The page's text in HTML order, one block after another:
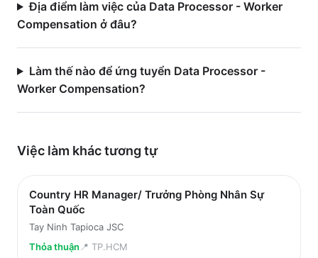
Địa điểm làm việc của Data Processor - Worker
Compensation ở đâu?
Làm thế nào để ứng tuyển Data Processor -
Worker Compensation?
Việc làm kháctương tự
Country HR Manager/ Trưởng Phòng Nhân Sự
Toàn Quốc
Tay Ninh Tapioca JSC
Thỏa thuận 📍 TP.HCM